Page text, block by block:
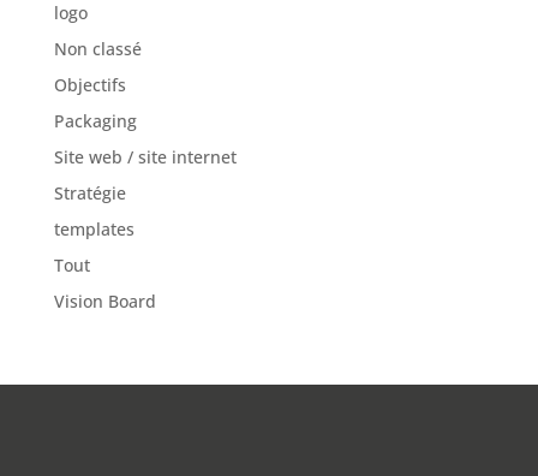
logo
Non classé
Objectifs
Packaging
Site web / site internet
Stratégie
templates
Tout
Vision Board